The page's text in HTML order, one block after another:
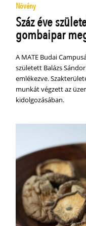
Növény
Száz éve
gombaipar
A MATE Budai
született Balázs
emlékezve.
munkát végzett az
kidolgozásában.